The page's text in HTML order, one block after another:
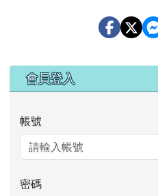
右邊區域內容
會員登入
帳號
密碼